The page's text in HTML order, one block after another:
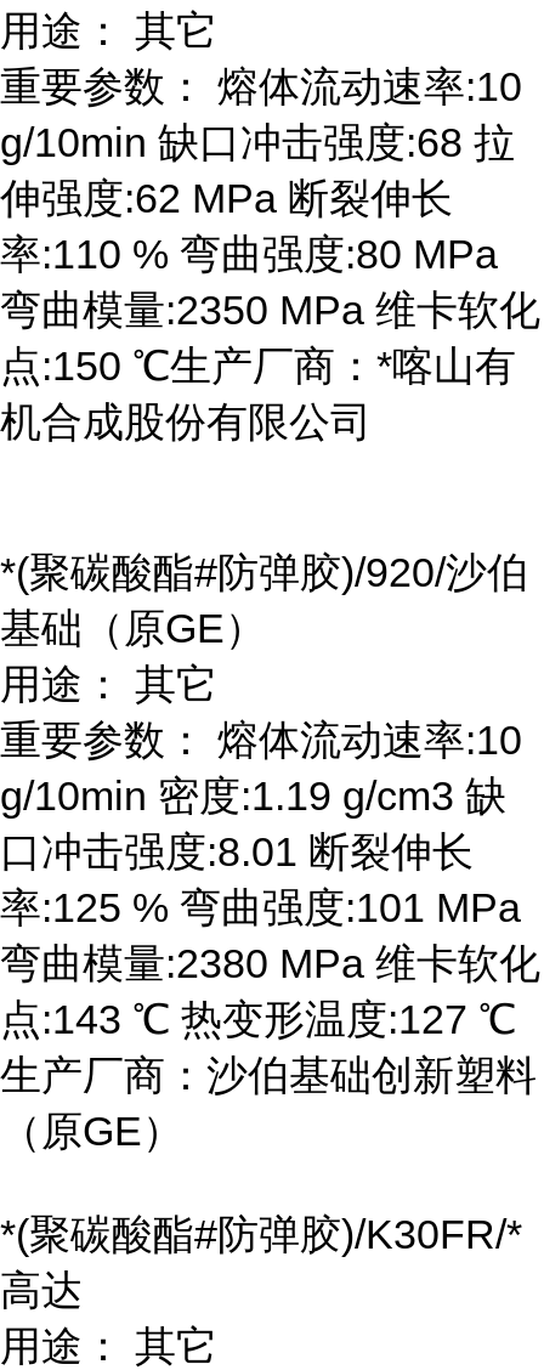
用途： 其它
重要参数： 熔体流动速率:10
g/10min 缺口冲击强度:68 拉
伸强度:62 MPa 断裂伸长
率:110 % 弯曲强度:80 MPa
弯曲模量:2350 MPa 维卡软化
点:150 ℃生产厂商：*喀山有
机合成股份有限公司
*(聚碳酸酯#防弹胶)/920/沙伯
基础（原GE）
用途： 其它
重要参数： 熔体流动速率:10
g/10min 密度:1.19 g/cm3 缺
口冲击强度:8.01 断裂伸长
率:125 % 弯曲强度:101 MPa
弯曲模量:2380 MPa 维卡软化
点:143 ℃ 热变形温度:127 ℃
生产厂商：沙伯基础创新塑料
（原GE）
*(聚碳酸酯#防弹胶)/K30FR/*
高达
用途： 其它